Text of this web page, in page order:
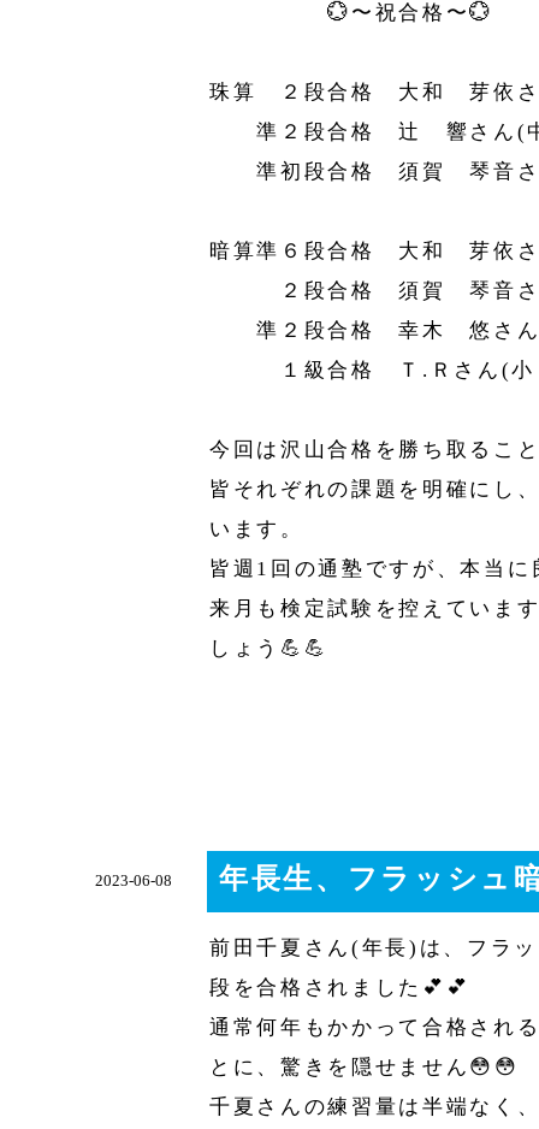
💮〜祝合格〜💮
珠算 ２段合格 大和 芽依さ
準２段合格 辻 響さん(
準初段合格 須賀 琴音さ
暗算準６段合格 大和 芽依
２段合格 須賀 琴音さ
準２段合格 幸木 悠さん
１級合格 Ｔ.Ｒさん(小
今回は沢山合格を勝ち取るこ
皆それぞれの課題を明確にし
います。
皆週1回の通塾ですが、本当
来月も検定試験を控えていま
しょう💪💪
2023-06-08 年長生、フラッシュ暗
前田千夏さん(年長)は、フラ
段を合格されました💕💕
通常何年もかかって合格され
とに、驚きを隠せません😳😳
千夏さんの練習量は半端なく